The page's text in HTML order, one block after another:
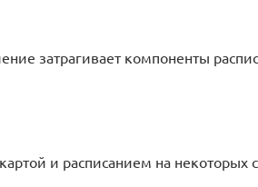
затрагивает компоненты
и расписанием на некоторых